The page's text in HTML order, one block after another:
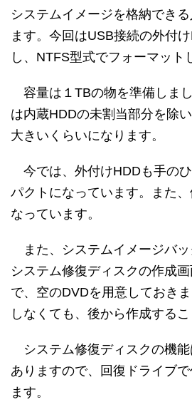
システムイメージを格納でき
ます。今回はUSB接続の外付
し、NTFS型式でフォーマット
容量は１TBの物を準備しま
は内蔵HDDの未割当部分を除
大きいくらいになります。
今では、外付けHDDも手の
パクトになっています。また
なっています。
また、システムイメージバッ
システム修復ディスクの作成
で、空のDVDを用意しておき
しなくても、後から作成するこ
システム修復ディスクの機能
ありますので、回復ドライブ
ます。